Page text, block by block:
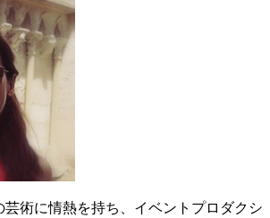
術に情熱を持ち、イベントプロダクシ